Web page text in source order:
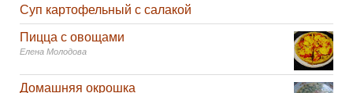
Суп картофельный с салакой
Пицца с овощами
Елена Молодова
Домашняя окрошка